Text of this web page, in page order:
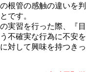
根管の感触の違いを判
です。
実習を行った際、『目
不確実な行為に不安を
対して興味を持つきっ